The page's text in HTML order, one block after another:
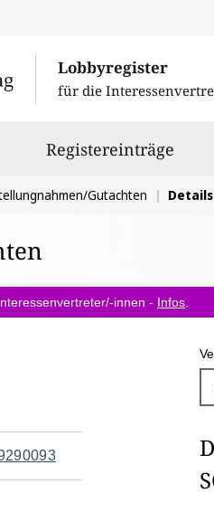
Lobbyregister
für die
Registereinträge
Gutachten Details
innen - Infos